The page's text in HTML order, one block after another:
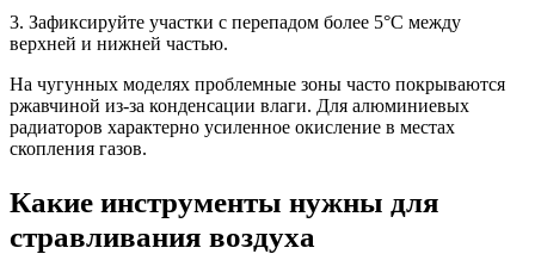
3. Зафиксируйте участки с перепадом более 5°C между
верхней и нижней частью.
На чугунных моделях проблемные зоны часто покрываются
ржавчиной из-за конденсации влаги. Для алюминиевых
радиаторов характерно усиленное окисление в местах
скопления газов.
Какие инструменты нужны для
стравливания воздуха